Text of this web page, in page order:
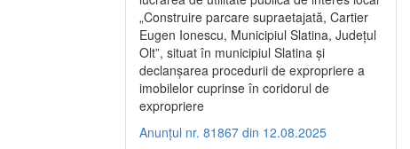
„Construire parcare supraetajată, Cartier
Eugen Ionescu, Municipiul Slatina, Județul
Olt”, situat în municipiul Slatina și
declanșarea procedurii de expropriere a
imobilelor cuprinse în coridorul de
expropriere
Anunțul nr. 81867 din 12.08.2025